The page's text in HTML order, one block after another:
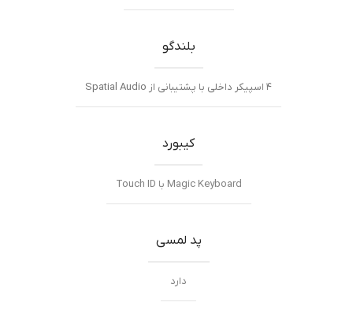
بلندگو
۴ اسپیکر داخلی با پشتیبانی از Spatial Audio
کیبورد
Magic Keyboard با Touch ID
پد لمسی
دارد